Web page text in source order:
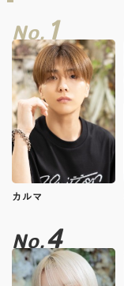
No.1
カルマ
No.4